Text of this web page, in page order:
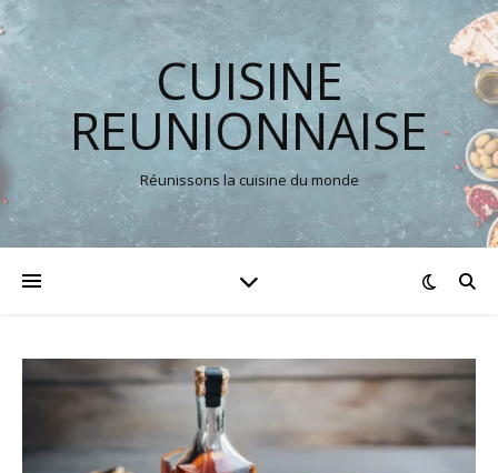
CUISINE
REUNIONNAISE
Réunissons la cuisine du monde